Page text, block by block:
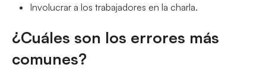
Involucrar a los trabajadores en la charla.
¿Cuáles son los errores más
comunes?